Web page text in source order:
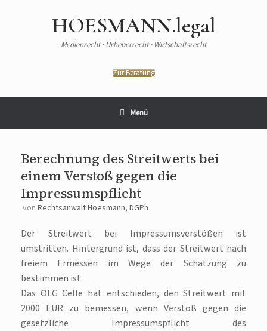
HOESMANN.legal
Medienrecht · Urheberrecht · Wirtschaftsrecht
Zur Beratung
Menü
Berechnung des Streitwerts bei
einem Verstoß gegen die
Impressumspflicht
von Rechtsanwalt Hoesmann, DGPh
Der Streitwert bei Impressumsverstößen ist
umstritten. Hintergrund ist, dass der Streitwert nach
freiem Ermessen im Wege der Schätzung zu
bestimmen ist.
Das OLG Celle hat entschieden, den Streitwert mit
2000 EUR zu bemessen, wenn Verstoß gegen die
gesetzliche Impressumspflicht des